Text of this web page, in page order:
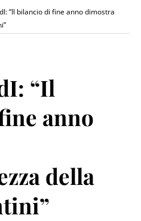
“Il bilancio di fine anno dimostra
“Il
anno
della